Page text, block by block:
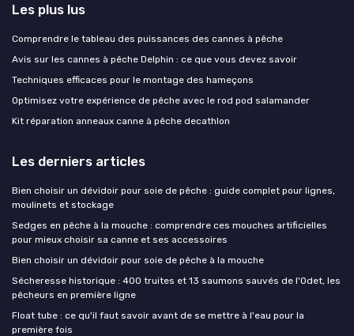
Les plus lus
Comprendre le tableau des puissances des cannes à pêche
Avis sur les cannes à pêche Delphin : ce que vous devez savoir
Techniques efficaces pour le montage des hameçons
Optimisez votre expérience de pêche avec le rod pod salamander
Kit réparation anneaux canne à pêche decathlon
Les derniers articles
Bien choisir un dévidoir pour soie de pêche : guide complet pour lignes,
moulinets et stockage
Sedges en pêche à la mouche : comprendre ces mouches artificielles
pour mieux choisir sa canne et ses accessoires
Bien choisir un dévidoir pour soie de pêche à la mouche
Sécheresse historique : 400 truites et 13 saumons sauvés de l'Odet, les
pêcheurs en première ligne
Float tube : ce qu'il faut savoir avant de se mettre à l'eau pour la
première fois